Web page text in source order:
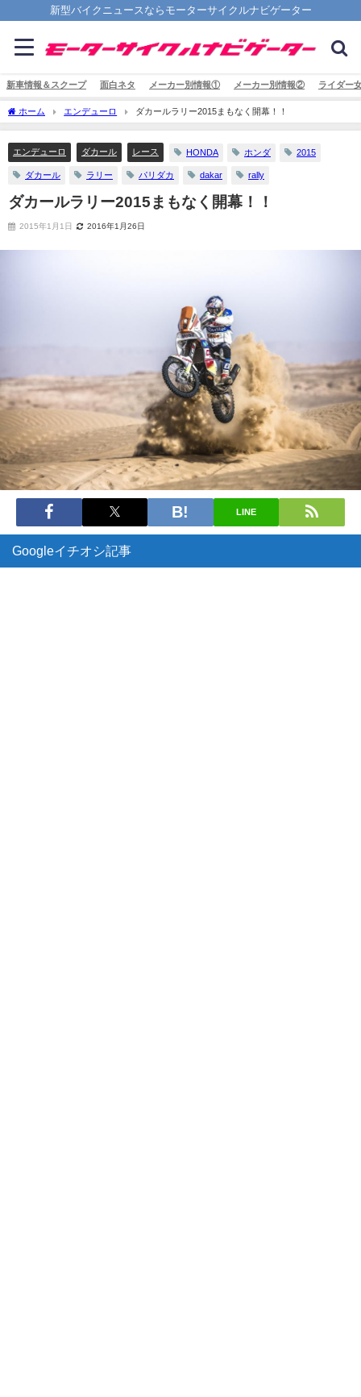
新型バイクニュースならモーターサイクルナビゲーター
新車情報＆スクープ 面白ネタ メーカー別情報① メーカー別情報② ライダー
ホーム エンデューロ ダカールラリー2015まもなく開幕！！
エンデューロ ダカール レース HONDA ホンダ 2015
ダカール ラリー パリダカ dakar rally
ダカールラリー2015まもなく開幕！！
2015年1月1日 2016年1月26日
LINE
Googleイチオシ記事